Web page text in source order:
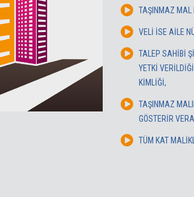
TAŞINMAZ MAL
VELİ İSE AİLE
TALEP SAHİBİ
YETKİ
KİMLİĞİ,
TAŞINMAZ
GÖSTERİR
TÜM KAT